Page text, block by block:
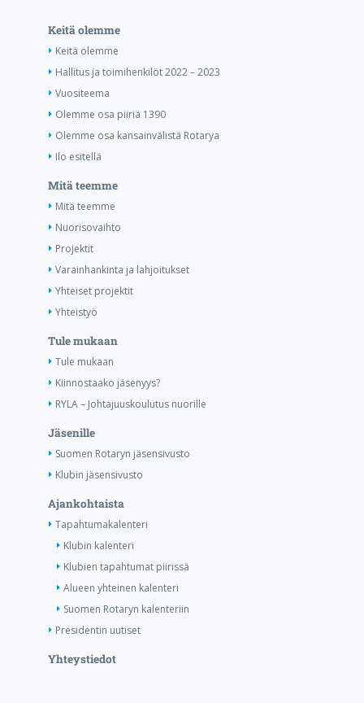
Keitä olemme
Keitä olemme
Hallitus ja toimihenkilöt 2022 – 2023
Vuositeema
Olemme osa piiriä 1390
Olemme osa kansainvälistä Rotarya
Ilo esitellä
Mitä teemme
Mitä teemme
Nuorisovaihto
Projektit
Varainhankinta ja lahjoitukset
Yhteiset projektit
Yhteistyö
Tule mukaan
Tule mukaan
Kiinnostaako jäsenyys?
RYLA – Johtajuuskoulutus nuorille
Jäsenille
Suomen Rotaryn jäsensivusto
Klubin jäsensivusto
Ajankohtaista
Tapahtumakalenteri
Klubin kalenteri
Klubien tapahtumat piirissä
Alueen yhteinen kalenteri
Suomen Rotaryn kalenteriin
Presidentin uutiset
Yhteystiedot